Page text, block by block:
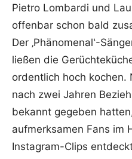
Pietro Lombardi und
offenbar schon bald
Der ‚Phänomenal‛-
ließen die
ordentlich hoch kochen.
nach zwei Jahren
bekannt gegeben
aufmerksamen Fans im
Instagram-Clips